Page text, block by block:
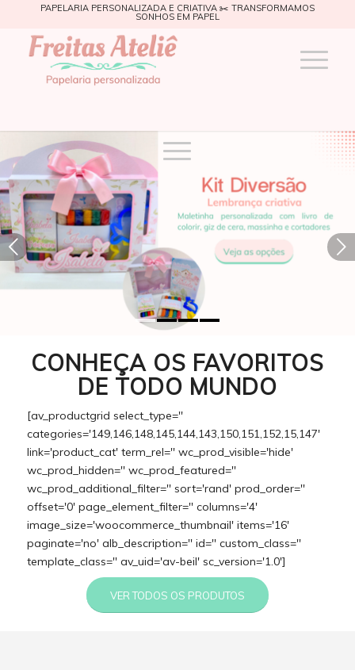
PAPELARIA PERSONALIZADA E CRIATIVA ✂️ TRANSFORMAMOS
SONHOS EM PAPEL
Próximo
CONHEÇA OS FAVORITOS
DE TODO MUNDO
[av_productgrid select_type=''
categories='149,146,148,145,144,143,150,151,152,15,147'
link='product_cat' term_rel='' wc_prod_visible='hide'
wc_prod_hidden='' wc_prod_featured=''
wc_prod_additional_filter='' sort='rand' prod_order=''
offset='0' page_element_filter='' columns='4'
image_size='woocommerce_thumbnail' items='16'
paginate='no' alb_description='' id='' custom_class=''
template_class='' av_uid='av-beil' sc_version='1.0']
VER TODOS OS PRODUTOS